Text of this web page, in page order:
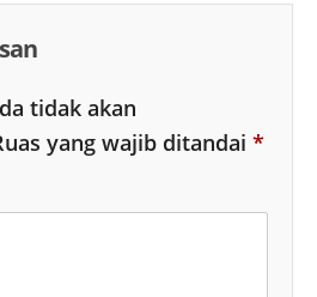
tidak akan
yang wajib ditandai *